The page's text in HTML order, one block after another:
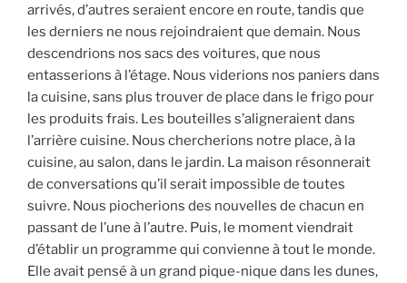
arrivés, d’autres seraient encore en route, tandis que
les derniers ne nous rejoindraient que demain. Nous
descendrions nos sacs des voitures, que nous
entasserions à l’étage. Nous viderions nos paniers dans
la cuisine, sans plus trouver de place dans le frigo pour
les produits frais. Les bouteilles s’aligneraient dans
l’arrière cuisine. Nous chercherions notre place, à la
cuisine, au salon, dans le jardin. La maison résonnerait
de conversations qu’il serait impossible de toutes
suivre. Nous piocherions des nouvelles de chacun en
passant de l’une à l’autre. Puis, le moment viendrait
d’établir un programme qui convienne à tout le monde.
Elle avait pensé à un grand pique-nique dans les dunes,